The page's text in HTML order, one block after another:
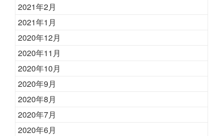
2021年2月
2021年1月
2020年12月
2020年11月
2020年10月
2020年9月
2020年8月
2020年7月
2020年6月